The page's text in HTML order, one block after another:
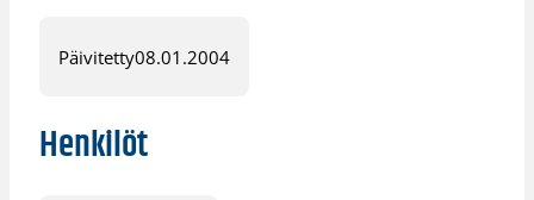
Päivitetty08.01.2004
Henkilöt